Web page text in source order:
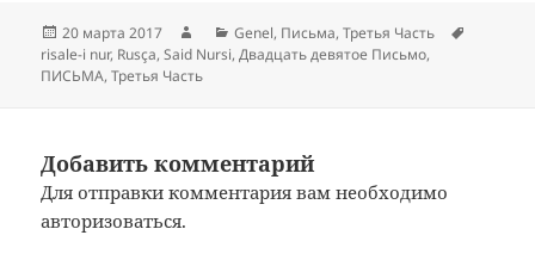
Опубликовано
20 марта 2017 АвторРубрики
Genel, Письма,Третья Часть
risale-i nur, Rusça,Said Nursi,Двадцать девятое Письмо,
ПИСЬМА,Третья Часть
Добавить комментарий
Для отправки комментария вам необходимо
авторизоваться.